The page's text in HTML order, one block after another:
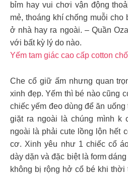
bỉm hay vui chơi vận động
mẻ, thoáng khí chống muỗi cho
ở nhà hay ra ngoài. – Quần
với bất kỳ lý do nào.
Yếm tam giác cao cấp cotton
Che cổ giữ ấm nhưng quan
xinh đẹp. Yếm thì bé nào cũng
chiếc yếm đeo dùng để ăn
giặt ra ngoài là chúng mình k
ngoài là phải cute lồng lộn hết
cơ. Xinh yêu như 1 chiếc cổ
dày dặn và đặc biệt là form
không bị rộng hở cổ bé khi thời